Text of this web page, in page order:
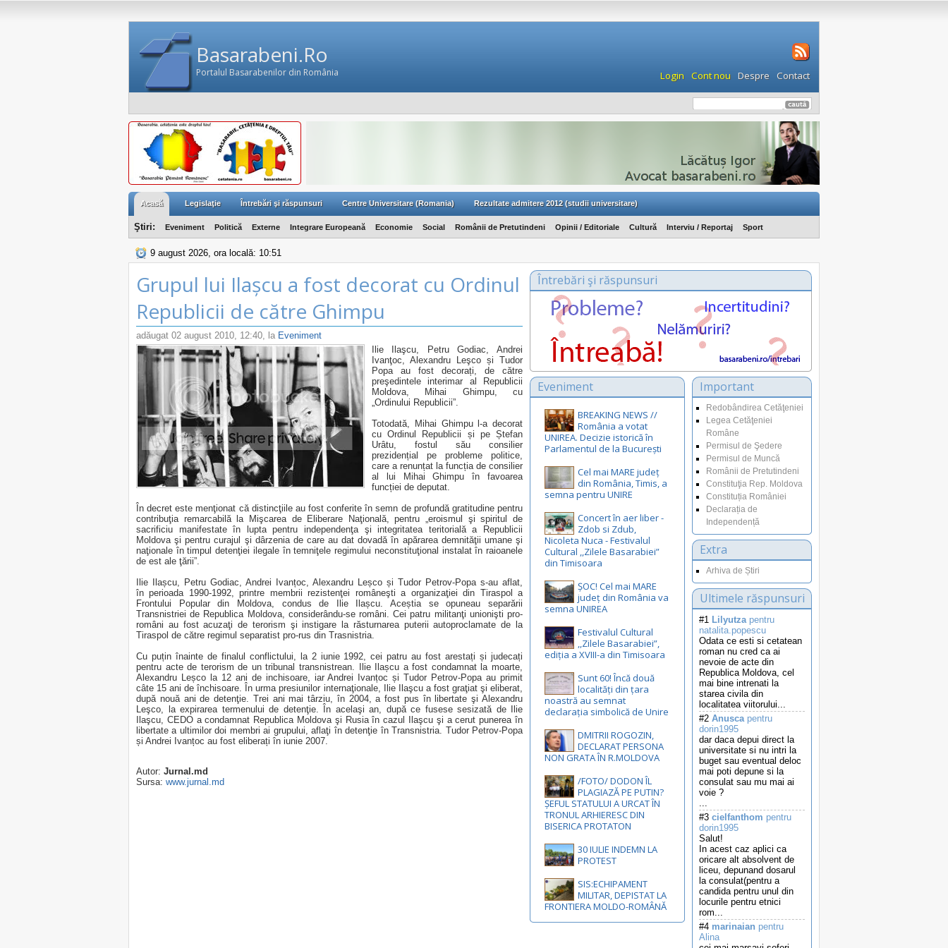
Basarabeni.Ro
Portalul Basarabenilor din România Login Cont nou Despre Contact
Acasă Legislaţie Întrebări şi răspunsuri Centre Universitare (Romania) Rezultate admitere 2012 (studii universitare)
Ştiri: Eveniment Politică Externe Integrare Europeană Economie Social Românii de Pretutindeni Opinii / Editoriale Cultură Interviu / Reportaj Sport
9 august 2026, ora locală: 10:51
Grupul lui Ilașcu a fost decorat cu Ordinul
Republicii de către Ghimpu
adăugat 02 august 2010, 12:40, la Eveniment
Ilie Ilaşcu, Petru Godiac, Andrei
Ivanţoc, Alexandru Leşco și Tudor
Popa au fost decorați, de către
preşedintele interimar al Republicii
Moldova, Mihai Ghimpu, cu
„Ordinului Republicii”.
Totodată, Mihai Ghimpu l-a decorat
cu Ordinul Republicii și pe Ștefan
Urâtu, fostul său consilier
prezidențial pe probleme politice,
care a renunțat la funcția de consilier
al lui Mihai Ghimpu în favoarea
funcției de deputat.
În decret este menţionat că distincţiile au fost conferite în semn de profundă gratitudine pentru
contribuţia remarcabilă la Mişcarea de Eliberare Naţională, pentru „eroismul şi spiritul de
sacrificiu manifestate în lupta pentru independenţa şi integritatea teritorială a Republicii
Moldova şi pentru curajul şi dârzenia de care au dat dovadă în apărarea demnităţii umane şi
naţionale în timpul detenţiei ilegale în temniţele regimului neconstituţional instalat în raioanele
de est ale ţării”.
Ilie Ilașcu, Petru Godiac, Andrei Ivanțoc, Alexandru Leșco și Tudor Petrov-Popa s-au aflat,
în perioada 1990-1992, printre membrii rezistenţei româneşti a organizaţiei din Tiraspol a
Frontului Popular din Moldova, condus de Ilie Ilașcu. Aceștia se opuneau separării
Transnistriei de Republica Moldova, considerându-se români. Cei patru militanţi unionişti pro-
români au fost acuzaţi de terorism şi instigare la răsturnarea puterii autoproclamate de la
Tiraspol de către regimul separatist pro-rus din Trasnistria.
Cu puțin înainte de finalul conflictului, la 2 iunie 1992, cei patru au fost arestați și judecați
pentru acte de terorism de un tribunal transnistrean. Ilie Ilașcu a fost condamnat la moarte,
Alexandru Leșco la 12 ani de inchisoare, iar Andrei Ivanțoc și Tudor Petrov-Popa au primit
câte 15 ani de închisoare. În urma presiunilor internaţionale, Ilie Ilaşcu a fost graţiat şi eliberat,
după nouă ani de detenţie. Trei ani mai târziu, în 2004, a fost pus în libertate şi Alexandru
Leşco, la expirarea termenului de detenţie. În acelaşi an, după ce fusese sesizată de Ilie
Ilaşcu, CEDO a condamnat Republica Moldova şi Rusia în cazul Ilaşcu şi a cerut punerea în
libertate a ultimilor doi membri ai grupului, aflaţi în detenţie în Transnistria. Tudor Petrov-Popa
și Andrei Ivanțoc au fost eliberați în iunie 2007.
Autor: Jurnal.md
Sursa: www.jurnal.md
Întrebări şi răspunsuri
Important
Redobândirea Cetăţeniei
Legea Cetăţeniei
Române
Permisul de Şedere
Permisul de Muncă
Românii de Pretutindeni
Constituţia Rep. Moldova
Constituția României
Declarația de
Independență
Extra
Arhiva de Știri
Ultimele răspunsuri
#1 Lilyutzapentru
natalita.popescu
Odata ce esti si cetatean
roman nu cred ca ai
nevoie de acte din
Republica Moldova, cel
mai bine intrenati la
starea civila din
localitatea viitorului...
#2 Anuscapentru
dorin1995
dar daca depui direct la
universitate si nu intri la
buget sau eventual deloc
mai poti depune si la
consulat sau mu mai ai
voie ?
...
#3 cielfanthom pentru
dorin1995
Salut!
In acest caz aplici ca
oricare alt absolvent de
liceu, depunand dosarul
la consulat(pentru a
candida pentru unul din
locurile pentru etnici
rom...
#4 marinaian pentru
Alina
Eveniment
BREAKING NEWS //
România a votat
UNIREA. Decizie istorică în
Parlamentul de la București
Cel mai MARE județ
din România, Timis, a
semna pentru UNIRE
Concert în aer liber -
Zdob si Zdub,
Nicoleta Nuca - Festivalul
Cultural ,,Zilele Basarabiei”
din Timisoara
ȘOC! Cel mai MARE
județ din România va
semna UNIREA
Festivalul Cultural
,,Zilele Basarabiei”,
ediția a XVIII-a din Timisoara
Sunt 60! Încă două
localități din țara
noastră au semnat
declarația simbolică de Unire
DMITRII ROGOZIN,
DECLARAT PERSONA
NON GRATA ÎN R.MOLDOVA
/FOTO/ DODON ÎL
PLAGIAZĂ PE PUTIN?
ȘEFUL STATULUI A URCAT ÎN
TRONUL ARHIERESC DIN
BISERICA PROTATON
30 IULIE INDEMN LA
PROTEST
SIS:ECHIPAMENT
MILITAR, DEPISTAT LA
FRONTIERA MOLDO-ROMÂNĂ